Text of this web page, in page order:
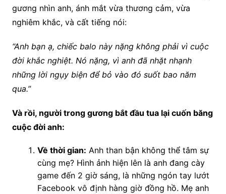
gương nhìn anh, ánh mắt vừa thương cảm, vừa
nghiêm khắc, và cất tiếng nói:
“Anh bạn ạ, chiếc balo này nặng không phải vì cuộc
đời khắc nghiệt. Nó nặng, vì anh đã nhặt nhạnh
những lời ngụy biện để bỏ vào đó suốt bao năm
qua.”
Và rồi, người trong gương bắt đầu tua lại cuốn băng
cuộc đời anh:
Về thời gian: Anh than bận không thể tâm sự
cùng mẹ? Hình ảnh hiện lên là anh đang cày
game đến 2 giờ sáng, là những ngón tay lướt
Facebook vô định hàng giờ đồng hồ. Mẹ anh